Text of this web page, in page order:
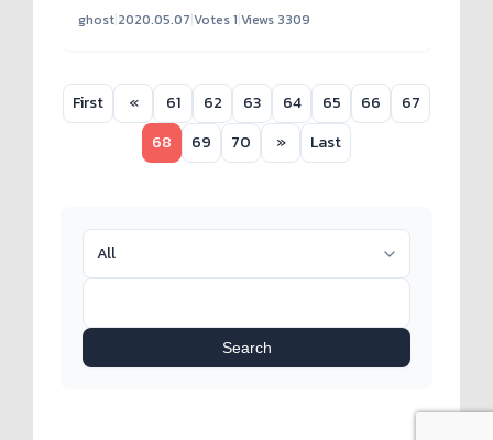
ghost|2020.05.07|Votes 1|Views 3309
First « 61 62 63 64 65 66
67
68
69 70 » Last
Search